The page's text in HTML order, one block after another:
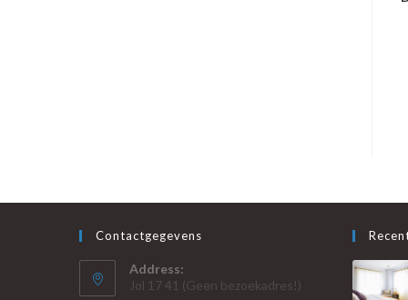
Contactgegevens
Address:
Jol 17 41 (Geen bezoekadres!)